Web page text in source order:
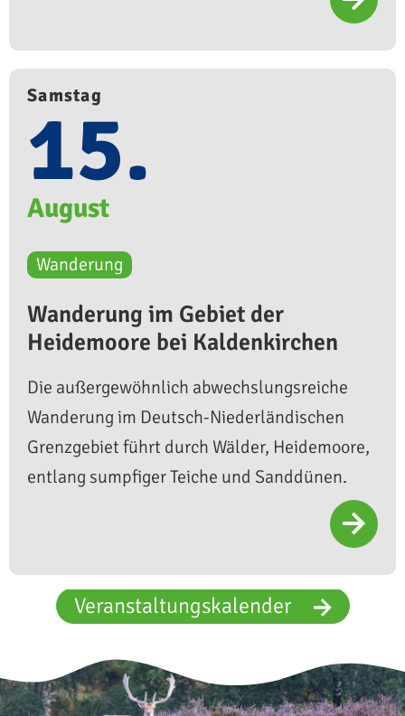
Samstag
15.
August
Wanderung
Wanderung im Gebiet der
Heidemoore bei Kaldenkirchen
Die außergewöhnlich abwechslungsreiche
Wanderung im Deutsch-Niederländischen
Grenzgebiet führt durch Wälder, Heidemoore,
entlang sumpfiger Teiche und Sanddünen.
Veranstaltungskalender